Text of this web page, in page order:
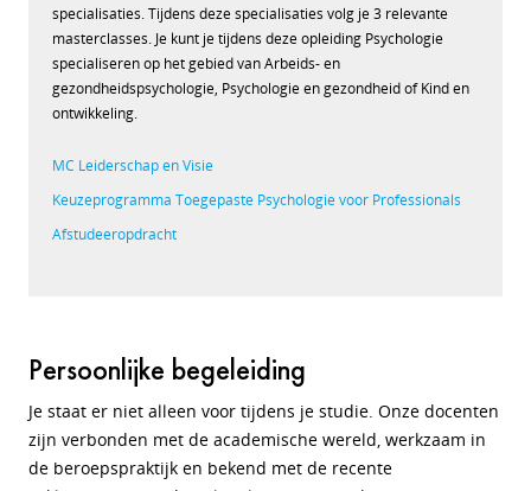
specialisaties. Tijdens deze specialisaties volg je 3 relevante
masterclasses. Je kunt je tijdens deze opleiding Psychologie
specialiseren op het gebied van Arbeids- en
gezondheidspsychologie, Psychologie en gezondheid of Kind en
ontwikkeling.
MC Leiderschap en Visie
Keuzeprogramma Toegepaste Psychologie voor Professionals
Afstudeeropdracht
Persoonlijke begeleiding
Je staat er niet alleen voor tijdens je studie. Onze docenten
zijn verbonden met de academische wereld, werkzaam in
de beroepspraktijk en bekend met de recente